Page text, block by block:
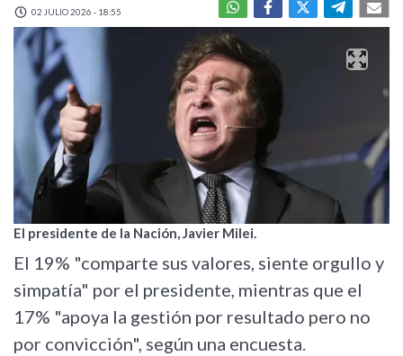
02 JULIO 2026 - 18:55
El presidente de la Nación, Javier Milei.
El 19% "comparte sus valores, siente orgullo y
simpatía" por el presidente, mientras que el
17% "apoya la gestión por resultado pero no
por convicción", según una encuesta.